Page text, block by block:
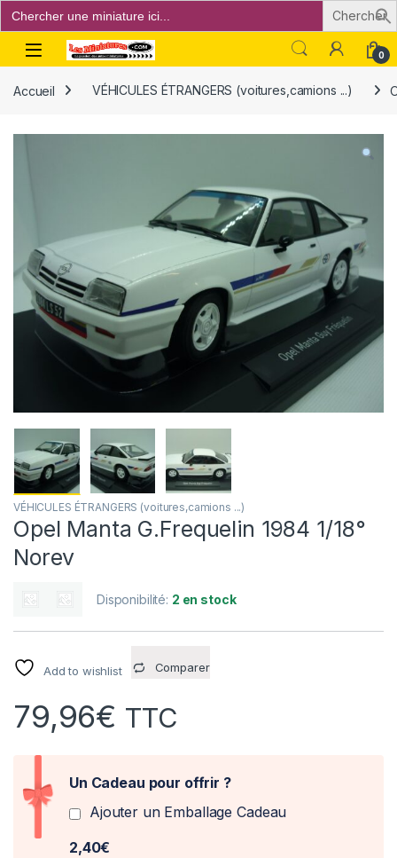
Search
for:
Open 0
Accueil VÉHICULES ÉTRANGERS (voitures,camions ...)
VÉHICULES ÉTRANGERS (voitures,camions ...)
Opel Manta G.Frequelin 1984 1/18°
Norev
Disponibilité: 2 en stock
Add to wishlist Comparer
79,96€ TTC
Un Cadeau pour offrir ?
Ajouter un Emballage Cadeau
2,40€